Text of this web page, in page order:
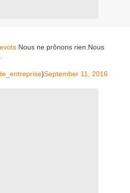
Nous ne prônons rien.Nous
)September 11, 2016